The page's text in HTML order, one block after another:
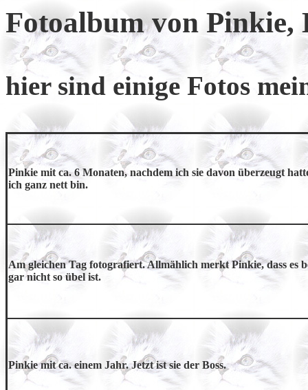
Fotoalbum von
hier sind einige Fotos
Pinkie mit ca. 6 Monaten, nachdem ich sie davon überzeugt
ich ganz nett bin.
Am gleichen Tag fotografiert. Allmählich merkt Pinkie, dass es
gar nicht so übel ist.
Pinkie mit ca. einem Jahr. Jetzt ist sie der Boss.